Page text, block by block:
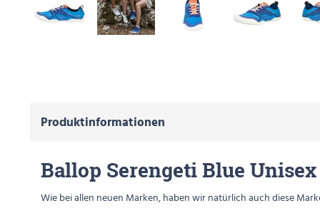
Produktinformationen
Ballop Serengeti Blue Unisex
Wie bei allen neuen Marken, haben wir natürlich auch diese